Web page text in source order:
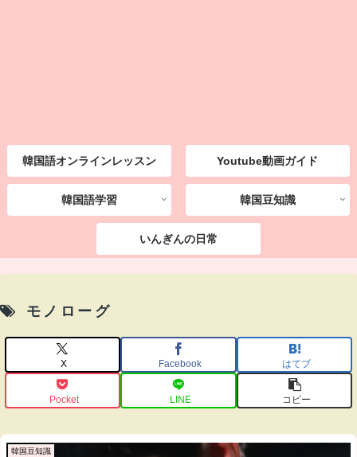
韓国語オンラインレッスン Youtube動画ガイド
韓国語学習 韓国豆知識
いんぎんの日常
モノローグ
X Facebook はてブ
Pocket LINE コピー
韓国豆知識